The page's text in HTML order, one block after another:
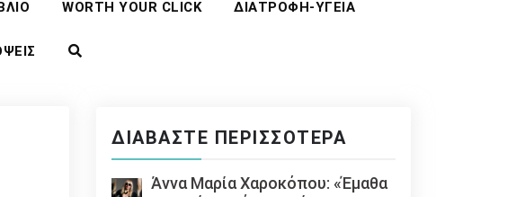
WORTH YOUR CLICK ΔΙΑΤΡΟΦΉ-ΥΓΕΊΑ
ΔΙΑΒΆΣΤΕ ΠΕΡΙΣΣΌΤΕΡΑ
Άννα Μαρία Χαροκόπου: «Έμαθα